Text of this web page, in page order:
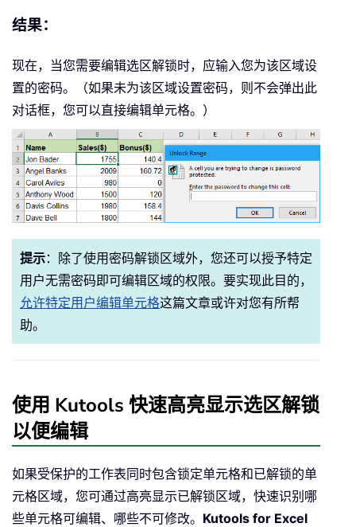
结果：
现在，当您需要编辑选区解锁时，应输入您为该区域设
置的密码。（如果未为该区域设置密码，则不会弹出此
对话框，您可以直接编辑单元格。）
提示：除了使用密码解锁区域外，您还可以授予特定
用户无需密码即可编辑区域的权限。要实现此目的，
允许特定用户编辑单元格这篇文章或许对您有所帮
助。
使用 Kutools 快速高亮显示选区解锁
以便编辑
如果受保护的工作表同时包含锁定单元格和已解锁的单
元格区域，您可通过高亮显示已解锁区域，快速识别哪
些单元格可编辑、哪些不可修改。 Kutools for Excel